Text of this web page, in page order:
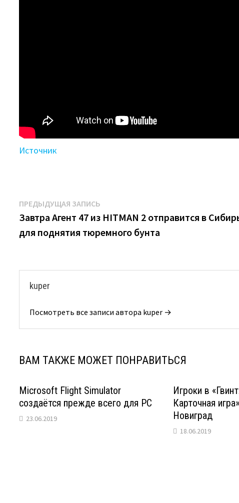
Источник
Навигация
по
записям
ПРЕДЫДУЩАЯ ЗАПИСЬ
запись:
Завтра Агент 47 из HITMAN 2 отправится в
для поднятия тюремного бунта
kuper
Посмотреть все записи автора kuper →
ВАМ ТАКЖЕ МОЖЕТ ПОНРАВИТЬСЯ
Microsoft Flight Simulator
создаётся прежде всего для РС
23.06.2019
Игроки в
Карточная
Новиград
18.06.2019